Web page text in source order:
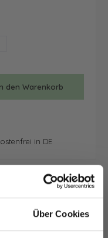
Über Cookies
verfügbar.)
den Warenkorb
in DE